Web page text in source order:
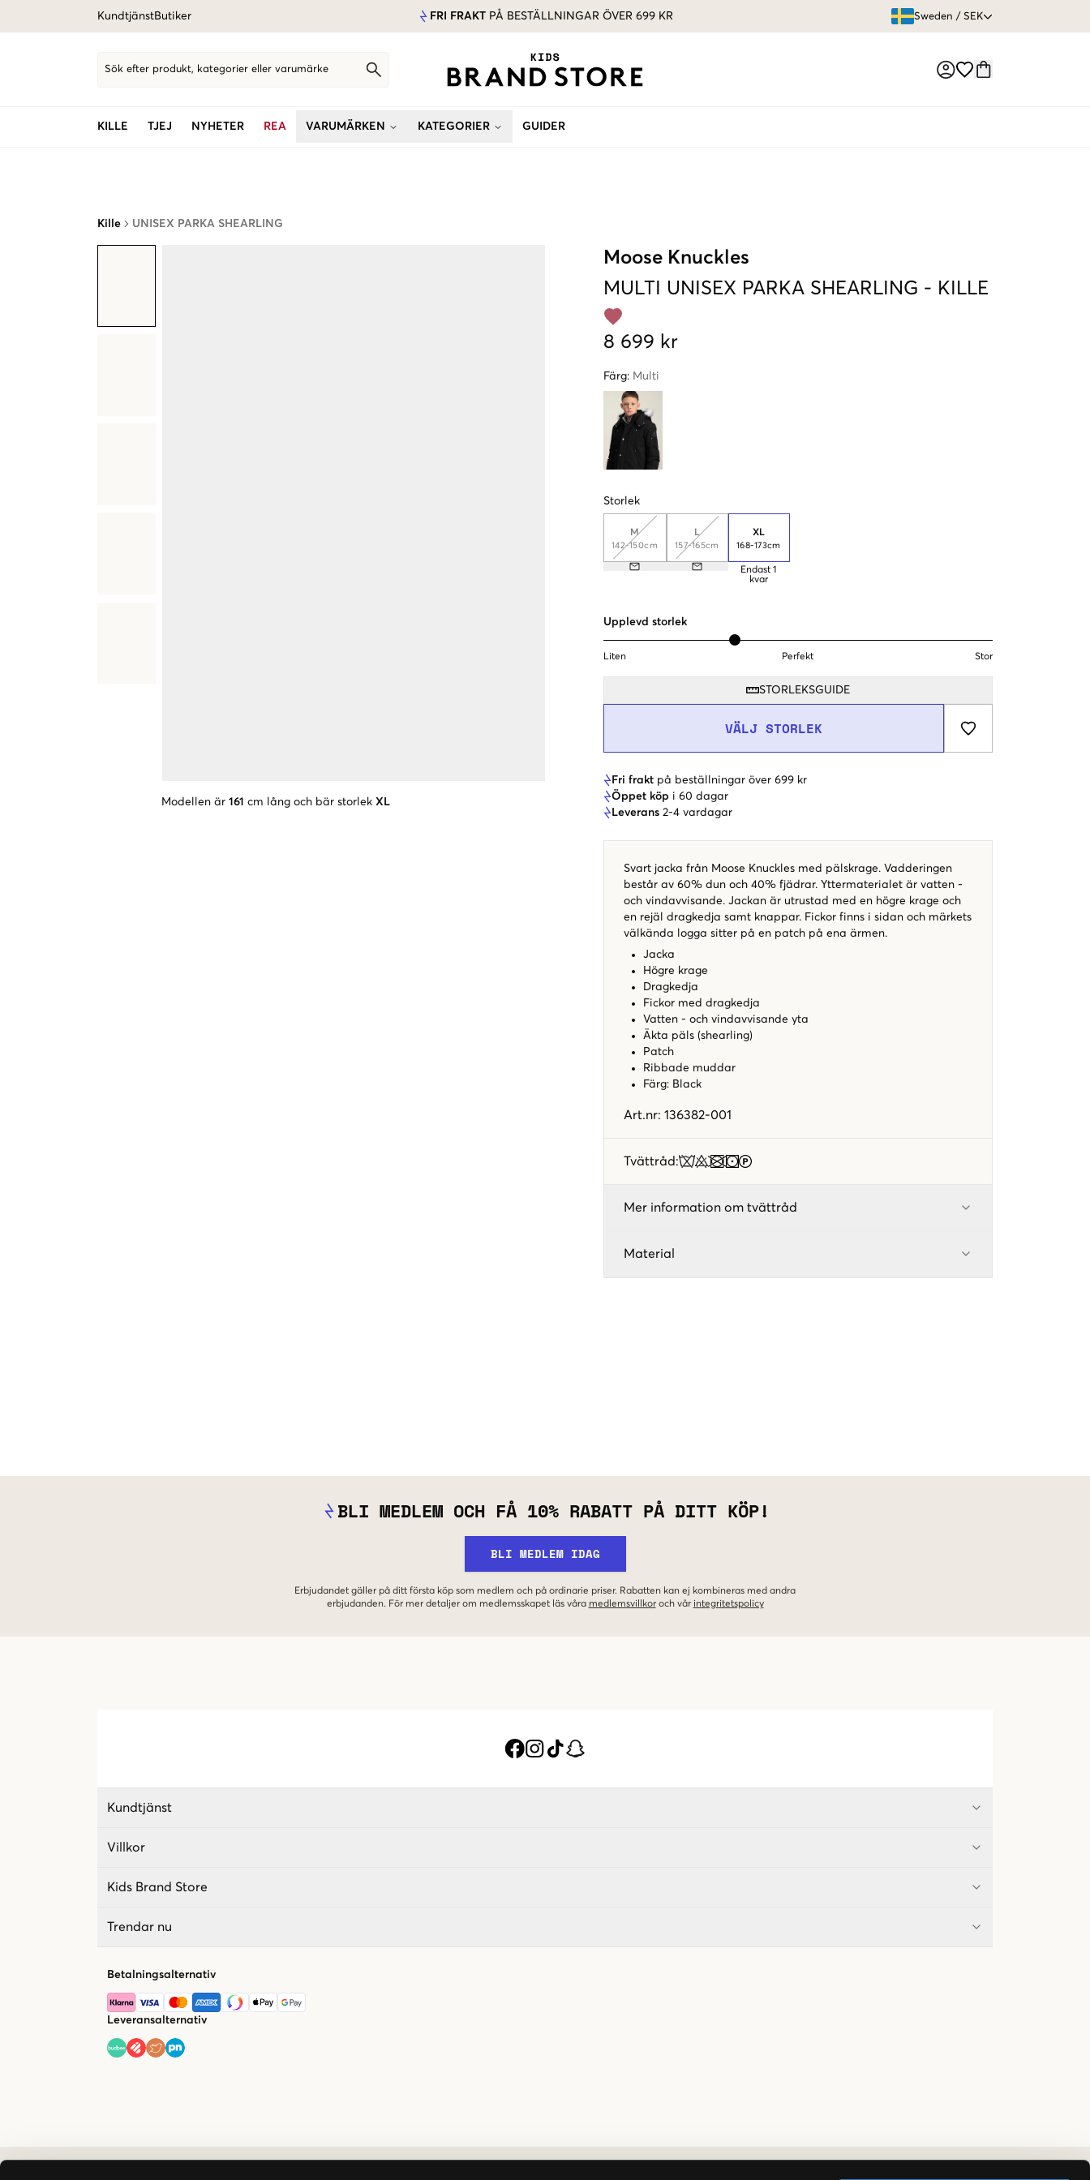
KundtjänstButiker FRI FRAKT PÅ BESTÄLLNINGAR ÖVER 699 KR Sweden / SEK
Sök efter produkt, kategorier eller varumärke
KILLE TJEJ NYHETER REA VARUMÄRKEN KATEGORIER GUIDER
Kille UNISEX PARKA SHEARLING
Modellen är 161 cm lång och bär storlek XL
Moose Knuckles
MULTI
UNISEX PARKA SHEARLING - KILLE
8 699 kr
Färg: Multi
Storlek
M
142-150cm
L
157-165cm
XL
168-173cm
Endast 1
kvar
Upplevd storlek
Liten Perfekt Stor
STORLEKSGUIDE
VÄLJ STORLEK
Fri frakt på beställningar över 699 kr
Öppet köp i 60 dagar
Leverans 2-4 vardagar
Svart jacka från Moose Knuckles med pälskrage. Vadderingen
består av 60% dun och 40% fjädrar. Yttermaterialet är vatten -
och vindavvisande. Jackan är utrustad med en högre krage och
en rejäl dragkedja samt knappar. Fickor finns i sidan och märkets
välkända logga sitter på en patch på ena ärmen.
Jacka
Högre krage
Dragkedja
Fickor med dragkedja
Vatten - och vindavvisande yta
Äkta päls (shearling)
Patch
Ribbade muddar
Färg: Black
Art.nr: 136382-001
Tvättråd:
Mer information om tvättråd
Material
BLI MEDLEM OCH FÅ 10% RABATT PÅ DITT KÖP!
BLI MEDLEM IDAG
Erbjudandet gäller på ditt första köp som medlem och på ordinarie priser. Rabatten kan ej kombineras med andra
erbjudanden. För mer detaljer om medlemsskapet läs våra medlemsvillkor och vår integritetspolicy
Kundtjänst
Villkor
Kids Brand Store
Trendar nu
Betalningsalternativ
Leveransalternativ